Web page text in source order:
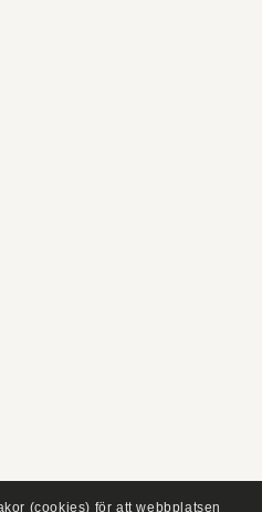
(cookies) för att webbplatsen